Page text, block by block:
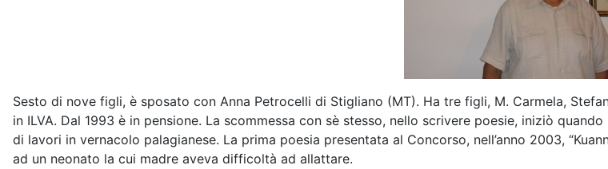
Sesto di nove figli, è sposato con Anna Petrocelli di Stigliano (MT). Ha tre figli, M. Carmela,
in ILVA. Dal 1993 è in pensione. La scommessa con sè stesso, nello scrivere poesie, iniziò
di lavori in vernacolo palagianese. La prima poesia presentata al Concorso, nell’anno 2003,
ad un neonato la cui madre aveva difficoltà ad allattare.